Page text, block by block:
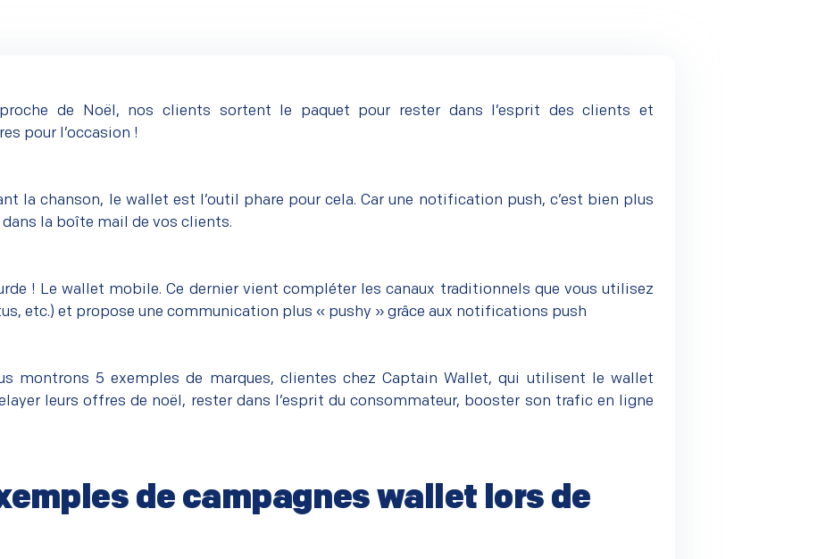
de Noël, nos clients sortent le paquet pour rester dans l’esprit des clients et
pour l’occasion !
la chanson, le wallet est l’outil phare pour cela. Car une notification push, c’est bien plus
la boîte mail de vos clients.
! Le wallet mobile. Ce dernier vient compléter les canaux traditionnels que vous utilisez
etc.) et propose une communication plus « pushy » grâce aux notifications push
montrons 5 exemples de marques, clientes chez Captain Wallet, qui utilisent le wallet
leurs offres de noël, rester dans l’esprit du consommateur, booster son trafic en ligne
de campagnes wallet lors de